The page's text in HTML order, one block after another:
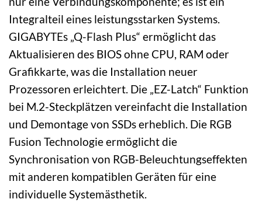
Integralteil eines leistungsstarken Systems.
GIGABYTEs „Q-Flash Plus“ ermöglicht das
Aktualisieren des BIOS ohne CPU, RAM oder
Grafikkarte, was die Installation neuer
Prozessoren erleichtert. Die „EZ-Latch“ Funktion
bei M.2-Steckplätzen vereinfacht die Installation
und Demontage von SSDs erheblich. Die RGB
Fusion Technologie ermöglicht die
Synchronisation von RGB-Beleuchtungseffekten
mit anderen kompatiblen Geräten für eine
individuelle Systemästhetik.